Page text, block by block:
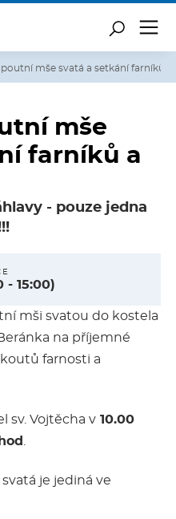
mše
farníků a
- pouze jedna
- 15:00)
mši svatou do kostela
na příjemné
farnosti a
sv. Vojtěcha v 10.00
.
je jediná ve